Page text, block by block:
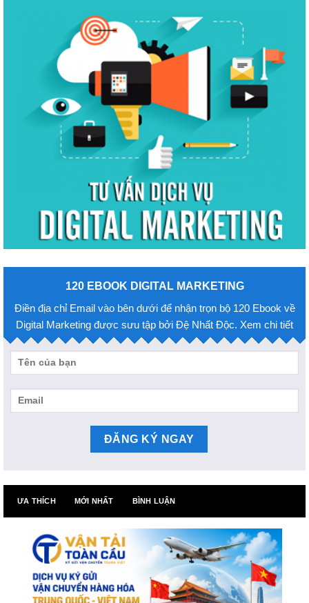
120 EBOOK DIGITAL MARKETING
Điền địa chỉ Email vào bên dưới để nhận trọn bộ 120 Ebook về
Digital Marketing được sưu tập bởi Đệ Nhất Độc. Xem chi tiết
ƯA THÍCH MỚI NHẤT BÌNH LUẬN